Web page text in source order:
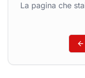
La pagina che